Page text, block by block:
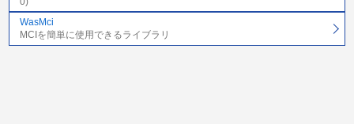
WasMci
MCIを簡単に使用できるライブラリ